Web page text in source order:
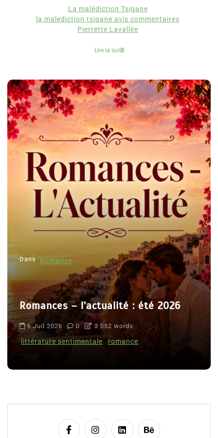
La malédiction Tsigane
la malediction tsigane avis commentaires
Pierrette Lavallée
Lire la suite
Dans Romance
Romances – l’actualité : été 2026
6 Juil 2026 0 3 052 words
littérature sentimentale romance